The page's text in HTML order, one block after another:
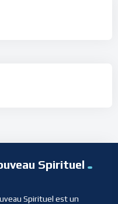
Spirituel
Spirituel est un